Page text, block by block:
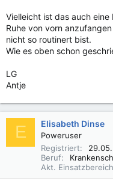
Vielleicht ist das auch
Ruhe von vorn
nicht so routinert bist.
Wie es oben schon
LG
Antje
E Elisabeth Dinse
Poweruser
Registriert
Beruf
Akt. Einsatzbereich